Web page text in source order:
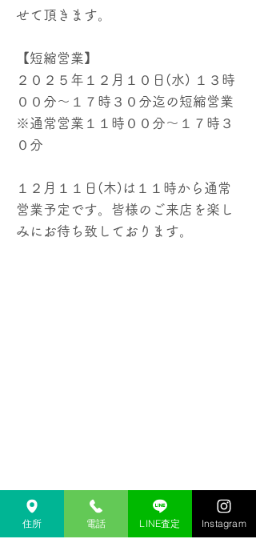
せて頂きます。
【短縮営業】
２０２５年１２月１０日(水) １３時
００分～１７時３０分迄の短縮営業
※通常営業１１時００分～１７時３
０分
１２月１１日(木)は１１時から通常
営業予定です。皆様のご来店を楽し
みにお待ち致しております。
住所 電話 LINE査定 Instagram